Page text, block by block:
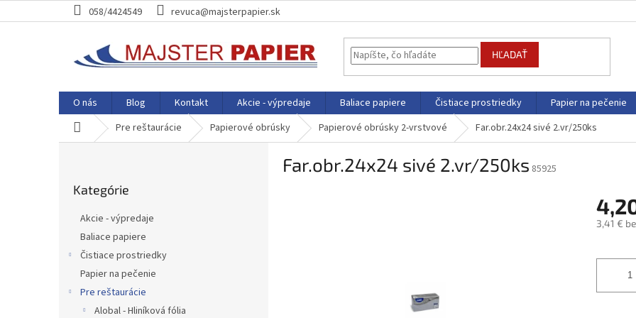
na
058/4424549 revuca@majsterpapier.sk
HĽADAŤ
O nás Blog Kontakt Akcie - výpredaje Baliace papiere Čistiace prostriedky Papier na pečenie
DomovPre reštaurácie Papierové obrúsky Papierové obrúsky 2-vrstvové Far.obr.24x24 sivé 2.vr/250ks
kategórie
Kategórie
Akcie - výpredaje
Baliace papiere
Čistiace prostriedky
Papier na pečenie
Pre reštaurácie
Alobal - Hliníková fólia
Far.obr.24x24 sivé 2.vr/250ks 85925
3,41 €
cena: